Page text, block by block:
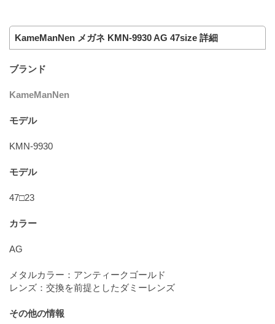
KameManNen メガネ KMN-9930 AG 47size 詳細
ブランド
KameManNen
モデル
KMN-9930
モデル
47□23
カラー
AG
メタルカラー：アンティークゴールド
レンズ：交換を前提としたダミーレンズ
その他の情報